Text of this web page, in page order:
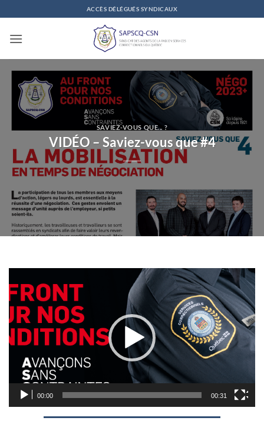
au
contenu
ACCÈS DÉLÉGUÉS SYNDICAUX
SAVIEZ-VOUS QUE... ?
VIDÉO – Saviez-vous que #4
vidéo
00:00 00:31